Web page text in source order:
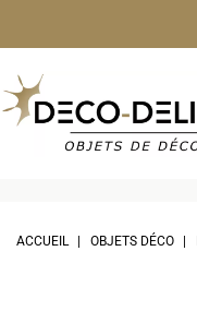
ACCUEIL OBJETS DÉCO